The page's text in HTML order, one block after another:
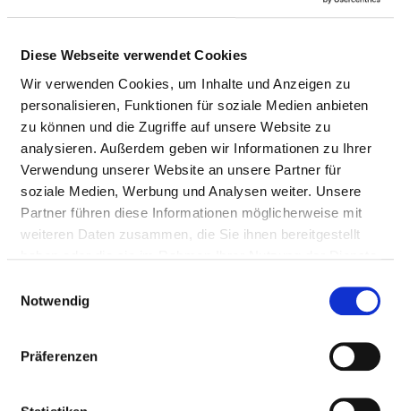
Diese Webseite verwendet Cookies
Wir verwenden Cookies, um Inhalte und Anzeigen zu
personalisieren, Funktionen für soziale Medien anbieten
zu können und die Zugriffe auf unsere Website zu
analysieren. Außerdem geben wir Informationen zu Ihrer
Verwendung unserer Website an unsere Partner für
soziale Medien, Werbung und Analysen weiter. Unsere
Partner führen diese Informationen möglicherweise mit
weiteren Daten zusammen, die Sie ihnen bereitgestellt
Notwendig
Präferenzen
Herzbergstr. 79
https://www.keh-berlin.de/